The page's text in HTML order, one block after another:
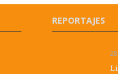
REPORTAJES